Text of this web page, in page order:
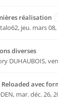
réalisation
, jeu. mars
diverses
DUHAUBOIS,
avec
, mar. déc. 26,